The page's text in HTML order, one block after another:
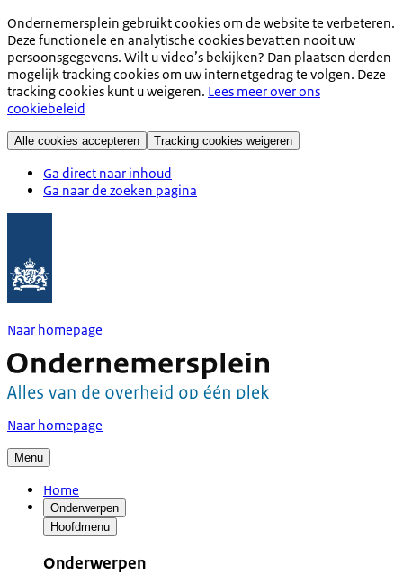
Ondernemersplein gebruikt cookies om de website te verbeteren.
Deze functionele en analytische cookies bevatten nooit uw
persoonsgegevens. Wilt u video’s bekijken? Dan plaatsen derden
mogelijk tracking cookies om uw internetgedrag te volgen. Deze
tracking cookies kunt u weigeren. Lees meer over ons
cookiebeleid
Alle cookies accepteren Tracking cookies weigeren
Ga direct naar inhoud
Ga naar de zoeken pagina
Naar homepage
Naar homepage
Menu
Home
Onderwerpen
Hoofdmenu
Onderwerpen